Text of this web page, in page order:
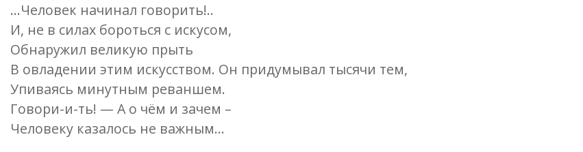
…Человек начинал говорить!..
И, не в силах бороться с искусом,
Обнаружил великую прыть
В овладении этим искусством. Он придумывал тысячи тем,
Упиваясь минутным реваншем.
Говори-и-ть! — А о чём и зачем –
Человеку казалось не важным…